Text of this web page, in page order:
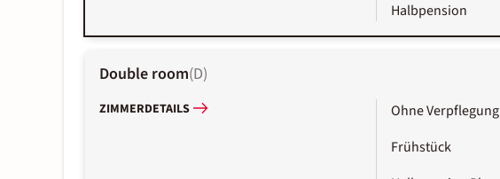
Halbpension
Double room(D)
ZIMMERDETAILS Ohne Verpflegung
Frühstück